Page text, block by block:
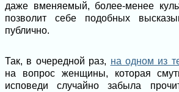
даже вменяемый, более-менее
позволит себе подобных
публично.
Так, в очередной раз, на одном из
на вопрос женщины, которая
исповеди случайно забыла